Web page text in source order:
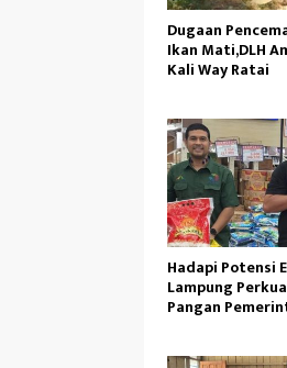
Dugaan
Ikan Mati,DLH
Kali Way Ratai
Hadapi Potensi
Lampung
Pangan